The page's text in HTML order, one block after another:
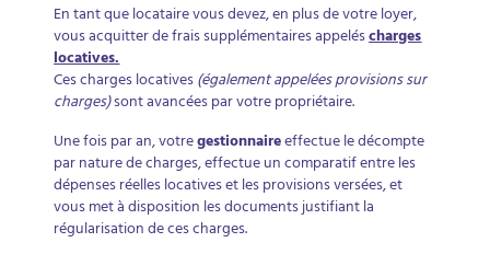
En tant que locataire vous devez, en plus de votre loyer,
vous acquitter de frais supplémentaires appeléscharges
locatives.
Ces charges locatives(également appelées provisions sur
charges)sont avancées par votre propriétaire.
Une fois par an, votregestionnaireeffectue le décompte
par nature de charges, effectue un comparatif entre les
dépenses réelles locatives et les provisions versées, et
vous met à disposition les documents justifiant la
régularisation de ces charges.